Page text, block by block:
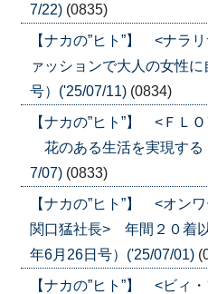
7/22) (0835)
【ナカの”ヒト”】 <ナラ
ァッションで大人の女性
号）('25/07/11) (0834)
【ナカの”ヒト”】 <ＦＬ
花のある生活を実現する
7/07) (0833)
【ナカの”ヒト”】 <オン
関口猛社長> 年間２０着
年6月26日号）('25/07/01)
【ナカの”ヒト”】 <ビィ